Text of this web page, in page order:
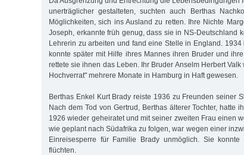
unerträglicher gestalteten, suchten auch Berthas
Möglichkeiten, sich ins Ausland zu retten. Ihre Nichte
Joseph, erkannte früh genug, dass sie in NS-Deutschland
Lehrerin zu arbeiten und fand eine Stelle in England.
konnte später mit Hilfe ihres Mannes ihren Bruder und
rettete sie ihnen das Leben. Ihr Bruder Anselm Herbert
Hochverrat" mehrere Monate in Hamburg in Haft gewesen.
Berthas Enkel Kurt Brady reiste 1936 zu Freunden seiner
Nach dem Tod von Gertrud, Berthas älterer Tochter, hatte
1926 wieder geheiratet und mit seiner zweiten Frau einen
wie geplant nach Südafrika zu folgen, war wegen einer
Einreisesperre für Familie Brady unmöglich. Sie
flüchten.